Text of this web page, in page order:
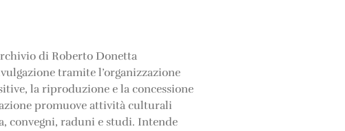
di Roberto Donetta
tramite l’organizzazione
la riproduzione e la concessione
promuove attività culturali
convegni, raduni e studi. Intende